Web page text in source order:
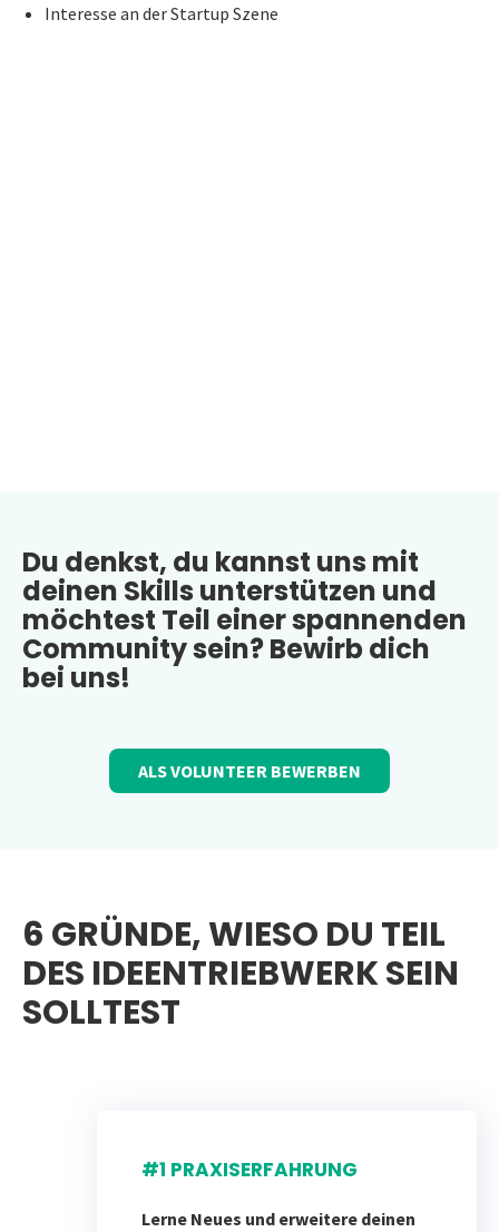
Interesse an der Startup Szene
Du denkst, du kannst uns mit
deinen Skills unterstützen und
möchtest Teil einer spannenden
Community sein? Bewirb dich
bei uns!
ALS VOLUNTEER BEWERBEN
6 GRÜNDE, WIESO DU TEIL
DES IDEENTRIEBWERK SEIN
SOLLTEST
#1 PRAXISERFAHRUNG
Lerne Neues und erweitere deinen